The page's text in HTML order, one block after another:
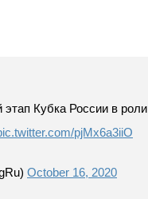
этап Кубка России в роли
pjMx6a3iiO
October 16, 2020